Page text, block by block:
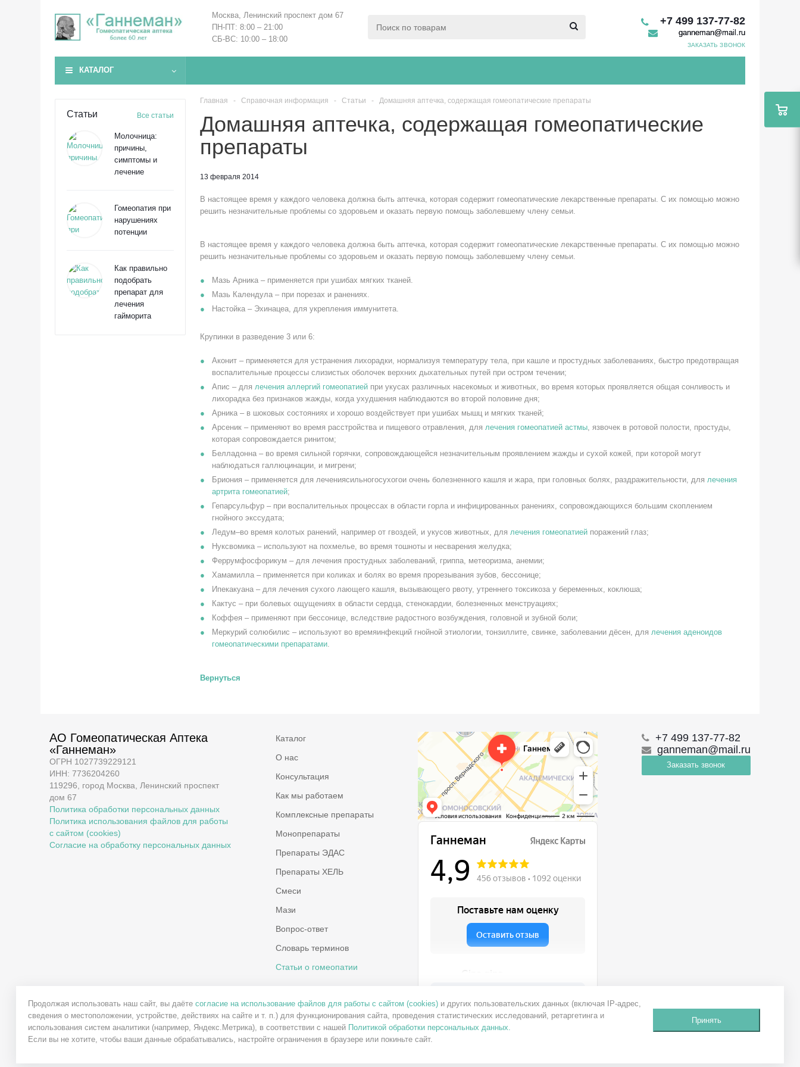
Москва, Ленинский проспект дом 67
ПН-ПТ: 8:00 – 21:00
СБ-ВС: 10:00 – 18:00
+7 499 137-77-82
ganneman@mail.ru
ЗАКАЗАТЬ ЗВОНОК
КАТАЛОГ
Статьи Все статьи
Молочница:
причины,
симптомы и
лечение
Гомеопатия при
нарушениях
потенции
Как правильно
подобрать
препарат для
лечения
гайморита
Главная - Справочная информация - Статьи - Домашняя аптечка, содержащая гомеопатические препараты
Домашняя аптечка, содержащая гомеопатические
препараты
13 февраля 2014
В настоящее время у каждого человека должна быть аптечка, которая содержит гомеопатические лекарственные препараты. С их помощью можно
решить незначительные проблемы со здоровьем и оказать первую помощь заболевшему члену семьи.
В настоящее время у каждого человека должна быть аптечка, которая содержит гомеопатические лекарственные препараты. С их помощью можно
решить незначительные проблемы со здоровьем и оказать первую помощь заболевшему члену семьи.
Мазь Арника – применяется при ушибах мягких тканей.
Мазь Календула – при порезах и ранениях.
Настойка – Эхинацеа, для укрепления иммунитета.
Крупинки в разведение 3 или 6:
Аконит – применяется для устранения лихорадки, нормализуя температуру тела, при кашле и простудных заболеваниях, быстро предотвращая
воспалительные процессы слизистых оболочек верхних дыхательных путей при остром течении;
Апис – для лечения аллергий гомеопатией при укусах различных насекомых и животных, во время которых проявляется общая сонливость и
лихорадка без признаков жажды, когда ухудшения наблюдаются во второй половине дня;
Арника – в шоковых состояниях и хорошо воздействует при ушибах мышц и мягких тканей;
Арсеник – применяют во время расстройства и пищевого отравления, для лечения гомеопатией астмы, язвочек в ротовой полости, простуды,
которая сопровождается ринитом;
Белладонна – во время сильной горячки, сопровождающейся незначительным проявлением жажды и сухой кожей, при которой могут
наблюдаться галлюцинации, и мигрени;
Бриония – применяется для лечениясильногосухогои очень болезненного кашля и жара, при головных болях, раздражительности, для лечения
артрита гомеопатией;
Гепарсульфур – при воспалительных процессах в области горла и инфицированных ранениях, сопровождающихся большим скоплением
гнойного экссудата;
Ледум–во время колотых ранений, например от гвоздей, и укусов животных, для лечения гомеопатией поражений глаз;
Нуксвомика – используют на похмелье, во время тошноты и несварения желудка;
Феррумфосфорикум – для лечения простудных заболеваний, гриппа, метеоризма, анемии;
Хамамилла – применяется при коликах и болях во время прорезывания зубов, бессонице;
Ипекакуана – для лечения сухого лающего кашля, вызывающего рвоту, утреннего токсикоза у беременных, коклюша;
Кактус – при болевых ощущениях в области сердца, стенокардии, болезненных менструациях;
Коффея – применяют при бессонице, вследствие радостного возбуждения, головной и зубной боли;
Меркурий солюбилис – используют во времяинфекций гнойной этиологии, тонзиллите, свинке, заболевании дёсен, для лечения аденоидов
гомеопатическими препаратами.
Вернуться
АО Гомеопатическая Аптека
«Ганнеман»
ОГРН 1027739229121
ИНН: 7736204260
119296, город Москва, Ленинский проспект
дом 67
Политика обработки персональных данных
Политика использования файлов для работы
с сайтом (cookies)
Согласие на обработку персональных данных
Каталог
О нас
Консультация
Как мы работаем
Комплексные препараты
Монопрепараты
Препараты ЭДАС
Препараты ХЕЛЬ
Смеси
Мази
Вопрос-ответ
Словарь терминов
Статьи о гомеопатии
Ганнеман на карте Москвы — Яндекс Карты
+7 499 137-77-82
ganneman@mail.ru
Заказать звонок
Продолжая использовать наш сайт, вы даёте согласие на использование файлов для работы с сайтом (cookies)и других пользовательских данных (включая IP-адрес,
сведения о местоположении, устройстве, действиях на сайте и т. п.) для функционирования сайта, проведения статистических исследований, ретаргетинга и
использования систем аналитики (например, Яндекс.Метрика), в соответствии с нашей Политикой обработки персональных данных.
Если вы не хотите, чтобы ваши данные обрабатывались, настройте ограничения в браузере или покиньте сайт.
Принять